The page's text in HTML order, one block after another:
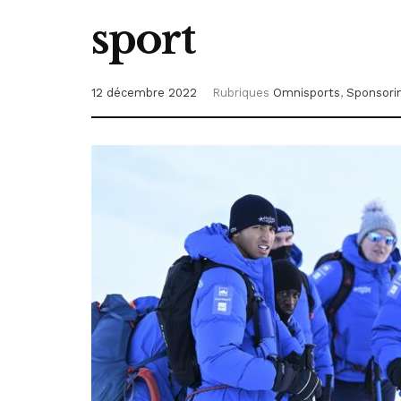
sport
12 décembre 2022 Rubriques Omnisports,